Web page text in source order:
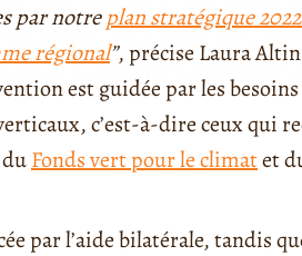
par notreplan stratégique
régional”, précise Laura
est guidée par les besoins
c’est-à-dire ceux qui
Fonds vert pour le climatet
par l’aide bilatérale, tandis